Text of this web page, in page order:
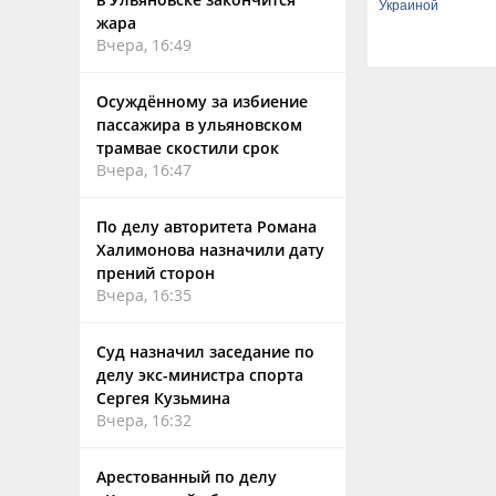
жара
Вчера, 16:49
Осуждённому за избиение
пассажира в ульяновском
трамвае скостили срок
Вчера, 16:47
По делу авторитета Романа
Халимонова назначили дату
прений сторон
Вчера, 16:35
Суд назначил заседание по
делу экс-министра спорта
Сергея Кузьмина
Вчера, 16:32
Арестованный по делу
Украиной